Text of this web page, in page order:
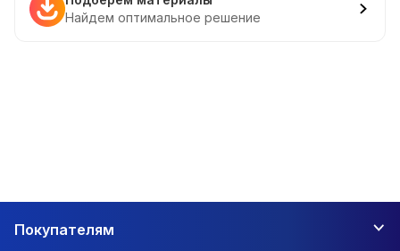
Найдем оптимальное решение
Покупателям